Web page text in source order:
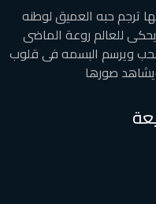
ترجم حبه العميق لوطنه
للعالم روعة الماضى
ويرسم البسمه فى قلوب
صورها